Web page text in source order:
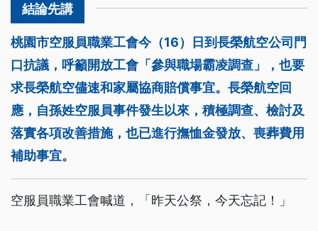
桃園市空服員職業工會今（16）日到長榮航空公司門
口抗議，呼籲開放工會「參與職場霸凌調查」，也要
求長榮航空儘速和家屬協商賠償事宜。長榮航空回
應，自孫姓空服員事件發生以來，積極調查、檢討及
落實各項改善措施，也已進行撫恤金發放、喪葬費用
補助事宜。
空服員職業工會喊道，「昨天公祭，今天忘記！」